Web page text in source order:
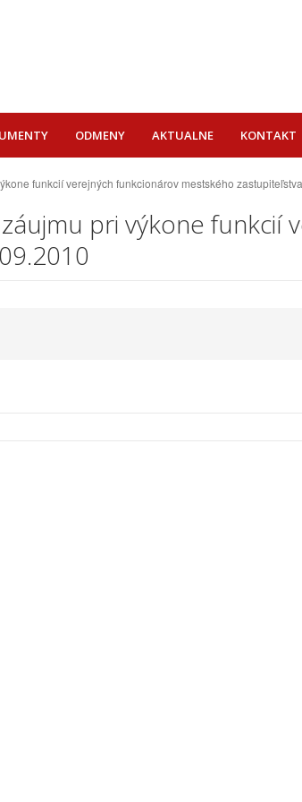
ODMENY AKTUALNE KONTAKT
funkcií verejných funkcionárov mestského
pri výkone funkcií